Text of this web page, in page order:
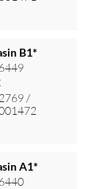
priser
B1*
/
A1*